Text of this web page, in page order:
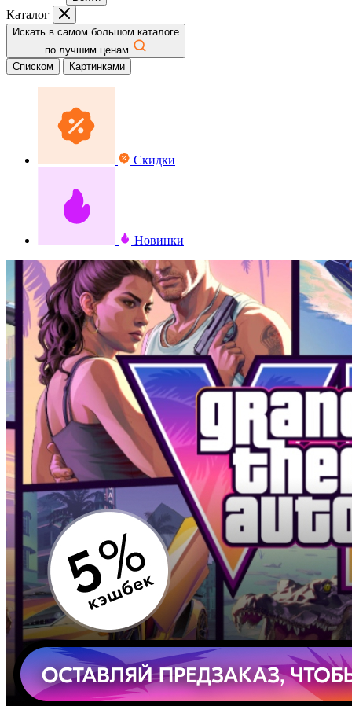
Каталог
Искать в самом большом каталоге
по лучшим ценам
Списком
Картинками
Скидки
Новинки